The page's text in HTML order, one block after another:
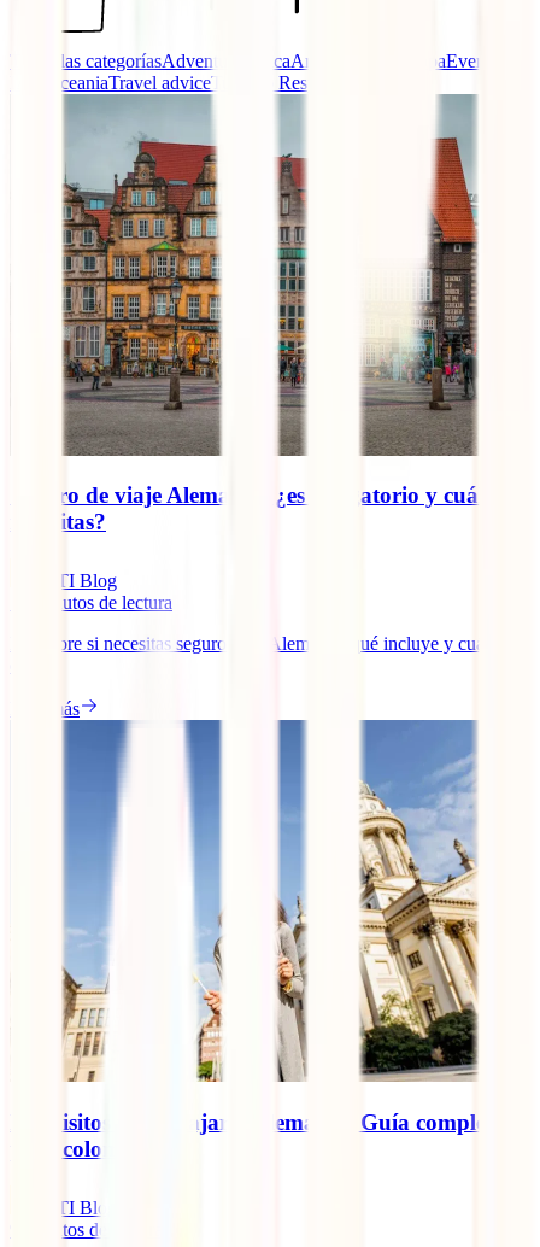
Todas las categoríasAdventure AfricaAmerica EuropaEventos
OceaniaTravel adviceTurismo Responsable
Seguro de viaje Alemania: ¿es obligatorio y cuál
necesitas?
IATI Blog
minutos de lectura
Descubre si necesitas seguro para Alemania, qué incluye y cuánto
Leer más
Requisitos para viajar a Alemania: Guía completa
para colombianos
IATI Blog
minutos de lectura